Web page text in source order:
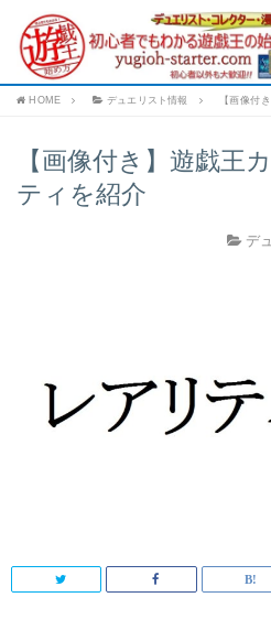
HOME デュエリスト情報 【画像付
【画像付き】遊戯王
ティを紹介
デ